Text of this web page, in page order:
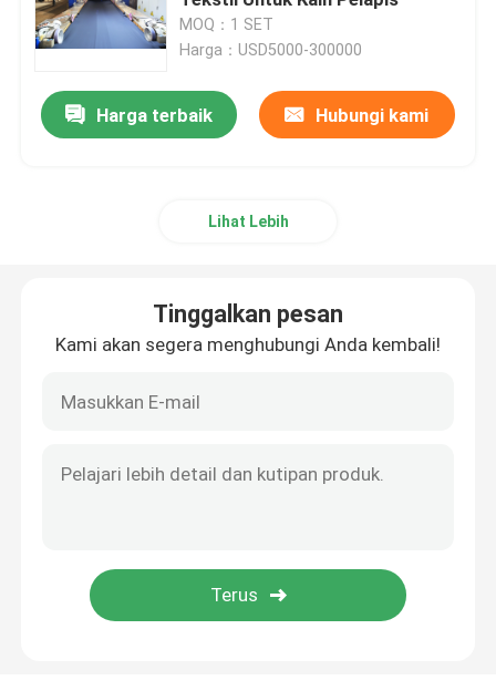
Mesin Bingkai Tenter
mesin pencelupan tekstil
mesin finishing stenter
Mesin Pengering Santai
MOQ：1 SET
Harga：USD5000-300000
Harga terbaik Hubungi kami
Lihat Lebih
Tinggalkan pesan
Kami akan segera menghubungi Anda kembali!